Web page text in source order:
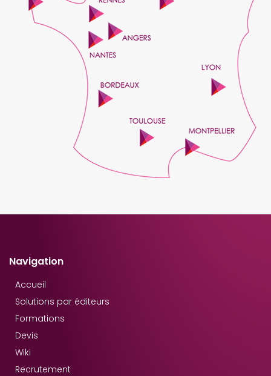
Navigation
Accueil
Solutions par éditeurs
Formations
Devis
Wiki
Recrutement